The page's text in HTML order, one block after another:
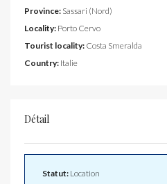
Province: Sassari (Nord)
Locality: Porto Cervo
Tourist locality: Costa Smeralda
Country: Italie
Détail
Statut: Location